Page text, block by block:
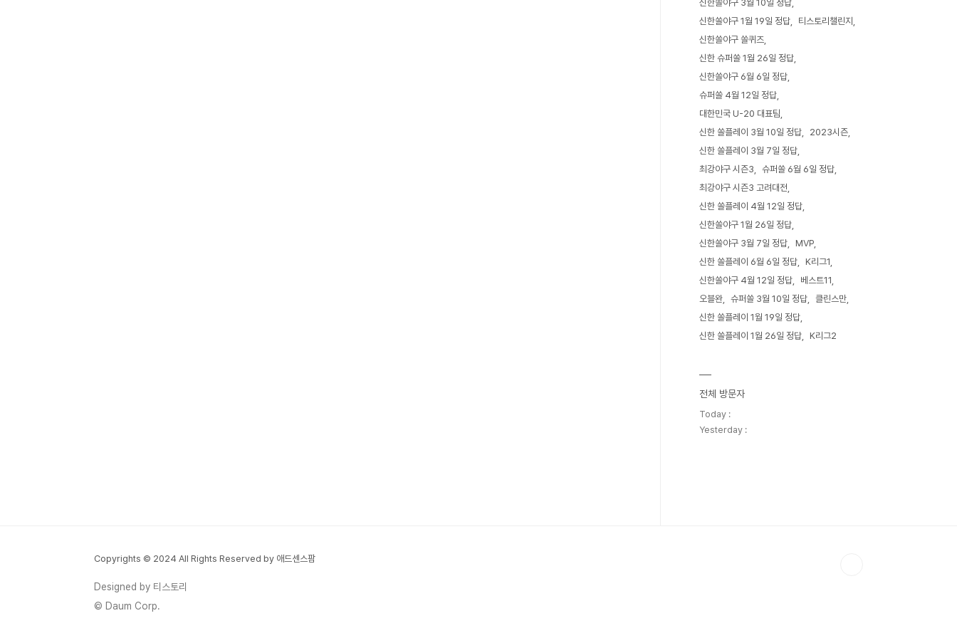
신한쏠야구 3월 10일 정답
신한쏠야구 1월 19일 정답
티스토리챌린지
신한쏠야구 쏠퀴즈
신한 슈퍼쏠 1월 26일 정답
신한쏠야구 6월 6일 정답
슈퍼쏠 4월 12일 정답
대한민국 U-20 대표팀
신한 쏠플레이 3월 10일 정답
2023시즌
신한 쏠플레이 3월 7일 정답
최강야구 시즌3
슈퍼쏠 6월 6일 정답
최강야구 시즌3 고려대전
신한 쏠플레이 4월 12일 정답
신한쏠야구 1월 26일 정답
신한쏠야구 3월 7일 정답
MVP
신한 쏠플레이 6월 6일 정답
K리그1
신한쏠야구 4월 12일 정답
베스트11
오블완
슈퍼쏠 3월 10일 정답
클린스만
신한 쏠플레이 1월 19일 정답
신한 쏠플레이 1월 26일 정답
K리그2
전체 방문자
Today :
Yesterday :
Copyrights © 2024 All Rights Reserved by 애드센스팜
Designed by 티스토리
© Daum Corp.